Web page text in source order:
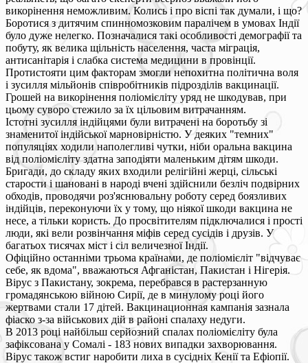
викорінення неможливим. Колись і про віспі так думали, і що?
Боротися з дитячим спинномозковим паралічем в умовах Індії
було дуже нелегко. Позначалися такі особливості демографії та
побуту, як велика щільність населення, часта міграція,
антисанітарія і слабка система медицини в провінції.
Протистояти цим факторам змогли непохитна політична воля
і зусилля мільйонів співробітників підрозділів вакцинації.
Грошей на викорінення поліомієліту уряд не шкодував, при
цьому суворо стежило за їх цільовим витрачанням.
Істотні зусилля індійцями були витрачені на боротьбу зі
знаменитої індійської марновірністю. У деяких "темних"
популяціях ходили наполегливі чутки, ніби оральна вакцина
від поліомієліту здатна заподіяти маленьким дітям шкоди.
Бригади, до складу яких входили релігійні жерці, сільські
старости і шановані в народі вчені здійснили безліч подвірних
обходів, проводячи роз'яснювальну роботу серед боязливих
індійців, переконуючи їх у тому, що ніякої шкоди вакцина не
несе, а тільки користь. До просвітителям підключалися і прості
люди, які вели розвінчання міфів серед сусідів і друзів. У
багатьох тисячах міст і сіл величезної Індії.
Офіційно останніми трьома країнами, де поліомієліт "відчуває
себе, як вдома", вважаються Афганістан, Пакистан і Нігерія.
Вірус з Пакистану, зокрема, перебрався в растерзанную
громадянською війною Сирії, де в минулому році його
жертвами стали 17 дітей. Вакцинационная кампанія зазнала
фіаско з-за військових дій в районі спалаху недуги.
В 2013 році найбільш серйозний спалах поліомієліту була
зафіксована у Сомалі - 183 нових випадки захворювання.
Вірус також встиг наробити лиха в сусідніх Кенії та Ефіопії.